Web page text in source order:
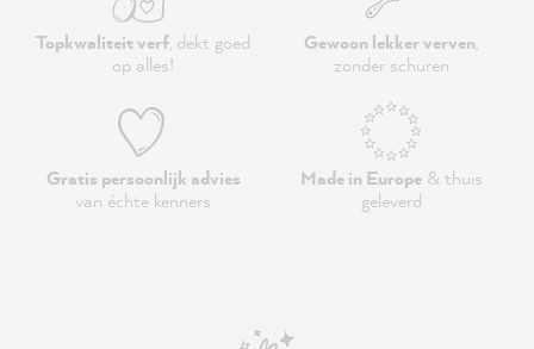
Topkwaliteit verf, dekt goed
op alles!
Gewoon lekker verven,
zonder schuren
Gratis persoonlijk advies
van échte kenners
Made in Europe& thuis
geleverd